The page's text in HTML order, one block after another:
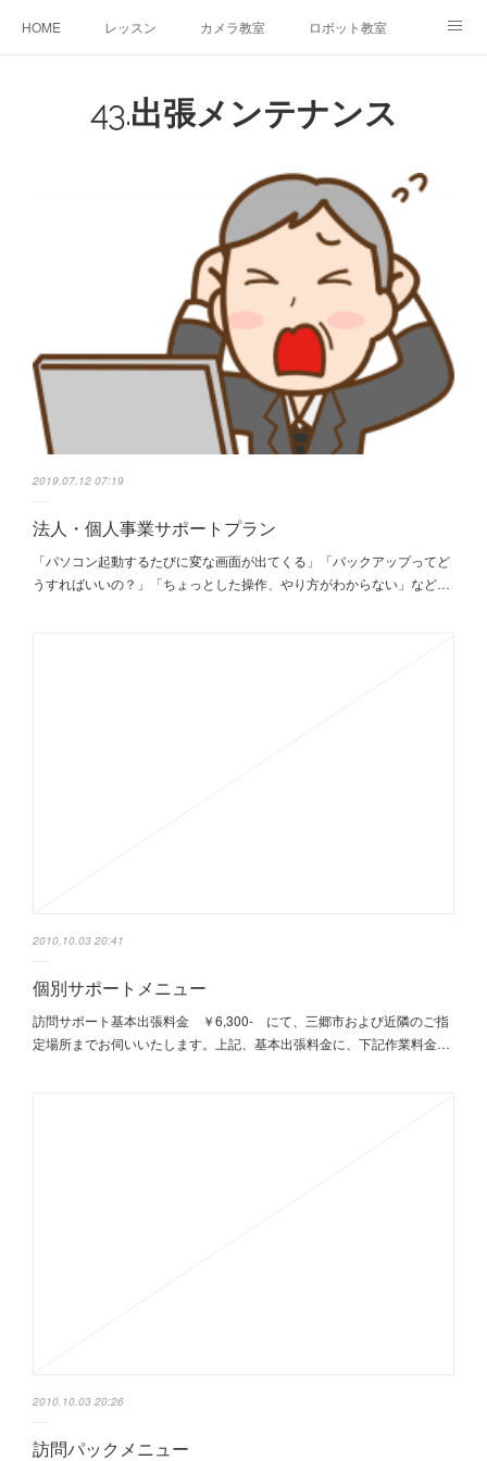
HOME レッスン カメラ教室 ロボット教室
43.出張メンテナンス
2019.07.12 07:19
法人・個人事業サポートプラン
「パソコン起動するたびに変な画面が出てくる」「バックアップってど
うすればいいの？」「ちょっとした操作、やり方がわからない」など…
2010.10.03 20:41
個別サポートメニュー
訪問サポート基本出張料金 ￥6,300- にて、三郷市および近隣のご指
定場所までお伺いいたします。上記、基本出張料金に、下記作業料金…
2010.10.03 20:26
訪問パックメニュー